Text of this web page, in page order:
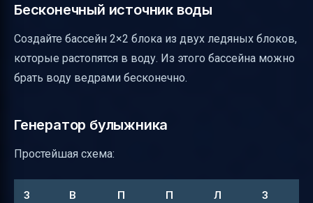
Бесконечный источник воды
Создайте бассейн 2×2 блока из двух ледяных блоков,
которые растопятся в воду. Из этого бассейна можно
брать воду ведрами бесконечно.
Генератор булыжника
Простейшая схема:
З В П П Л З